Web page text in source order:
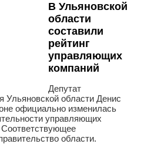
В Ульяновской
области
составили
рейтинг
управляющих
компаний
Депутат
Ульяновской области Денис
официально изменилась
управляющих
области.